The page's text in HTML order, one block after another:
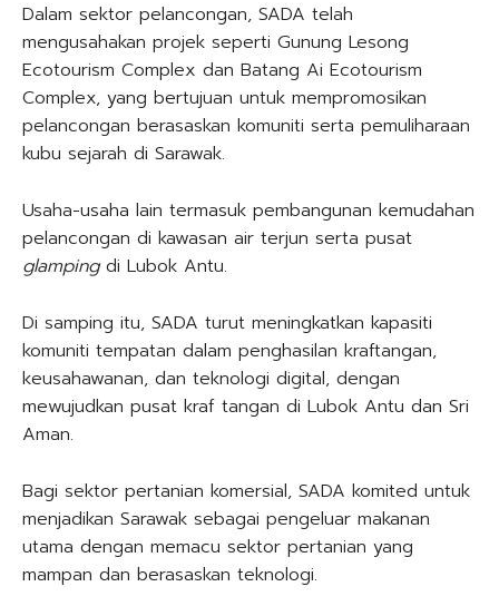
Dalam sektor pelancongan, SADA telah
mengusahakan projek seperti Gunung Lesong
Ecotourism Complex dan Batang Ai Ecotourism
Complex, yang bertujuan untuk mempromosikan
pelancongan berasaskan komuniti serta pemuliharaan
kubu sejarah di Sarawak.
Usaha-usaha lain termasuk pembangunan kemudahan
pelancongan di kawasan air terjun serta pusat
glampingdi Lubok Antu.
Di samping itu, SADA turut meningkatkan kapasiti
komuniti tempatan dalam penghasilan kraftangan,
keusahawanan, dan teknologi digital, dengan
mewujudkan pusat kraf tangan di Lubok Antu dan Sri
Aman.
Bagi sektor pertanian komersial, SADA komited untuk
menjadikan Sarawak sebagai pengeluar makanan
utama dengan memacu sektor pertanian yang
mampan dan berasaskan teknologi.